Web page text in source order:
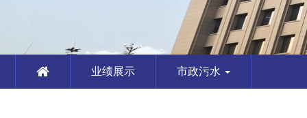
业绩展示 市政污水